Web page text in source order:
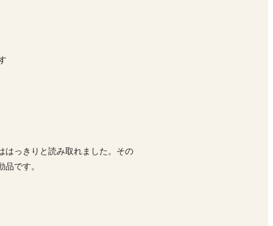
はっきりと読み取れました。その
です。